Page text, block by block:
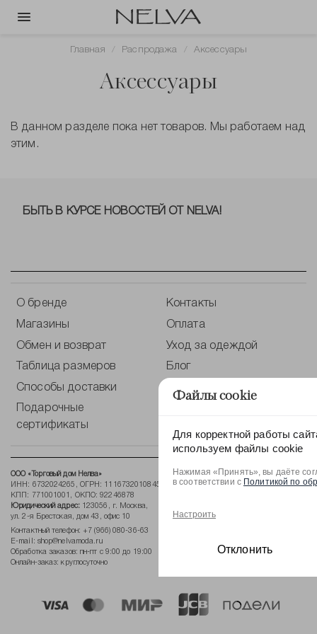
Главная Распродажа Аксессуары
Аксессуары
В данном разделе пока нет товаров. Мы работаем над
этим.
О бренде Контакты
Магазины Оплата
Обмен и возврат Уход за одеждой
Таблица размеров Блог
Способы доставки Публичная оферта
Подарочные
сертификаты
ООО «Торговый дом Нелва»
ИНН: 6732024265, ОГРН: 1116732010845,
КПП: 771001001, ОКПО: 92246878
Юридический адрес:123056, г. Москва,
ул. 2-я Брестская, дом 43, офис 10
Контактный телефон: +7 (966) 080-36-63
E-mail: shop@nelvamoda.ru
Обработка заказов: пн-пт с 9:00 до 19:00
Онлайн-заказ: круглосуточно
БЫТЬ В КУРСЕ НОВОСТЕЙ ОТ NELVA!
Файлы cookie
Для корректной работы
используем файлы cookie
Нажимая «Принять», вы даёте
в соответствии с Политикой по
Настроить
Отклонить